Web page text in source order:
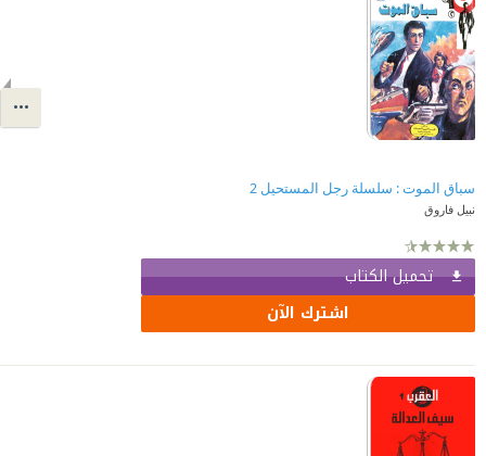
سباق الموت : سلسلة رجل المستحيل 2
نبيل فاروق
تحميل الكتاب
اشترك الآن